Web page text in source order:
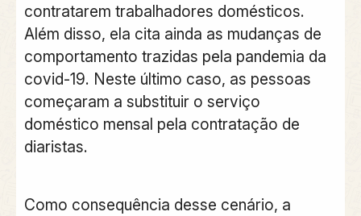
contratarem trabalhadores domésticos.
Além disso, ela cita ainda as mudanças de
comportamento trazidas pela pandemia da
covid-19. Neste último caso, as pessoas
começaram a substituir o serviço
doméstico mensal pela contratação de
diaristas.
Como consequência desse cenário, a